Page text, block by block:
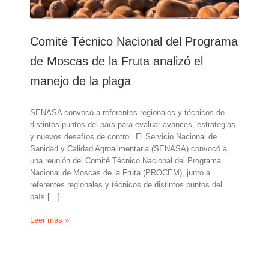
Comité Técnico Nacional del Programa
de Moscas de la Fruta analizó el
manejo de la plaga
SENASA convocó a referentes regionales y técnicos de
distintos puntos del país para evaluar avances, estrategias
y nuevos desafíos de control. El Servicio Nacional de
Sanidad y Calidad Agroalimentaria (SENASA) convocó a
una reunión del Comité Técnico Nacional del Programa
Nacional de Moscas de la Fruta (PROCEM), junto a
referentes regionales y técnicos de distintos puntos del
país […]
Comité
Leer más »